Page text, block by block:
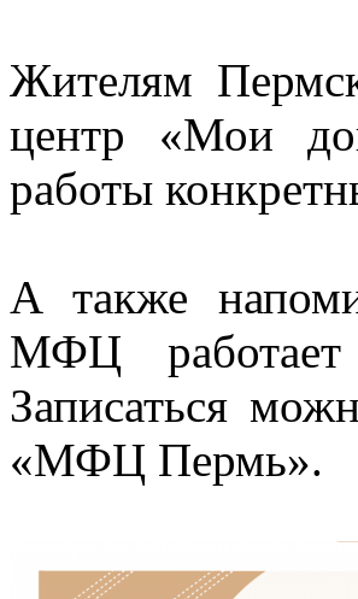
Жителям
центр «Мои
работы
⁣А также
МФЦ работает
Записаться
«МФЦ Пермь».